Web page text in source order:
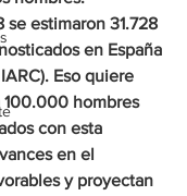
se estimaron 31.728
en España
Eso quiere
100.000 hombres
con esta
en el
y proyectan